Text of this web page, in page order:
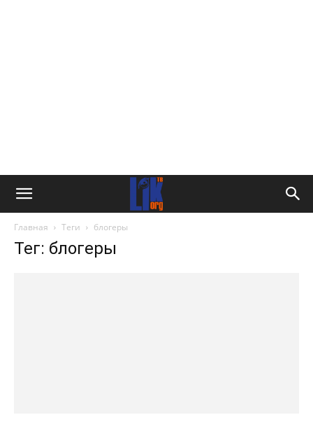
Главная Теги блогеры
Тег: блогеры